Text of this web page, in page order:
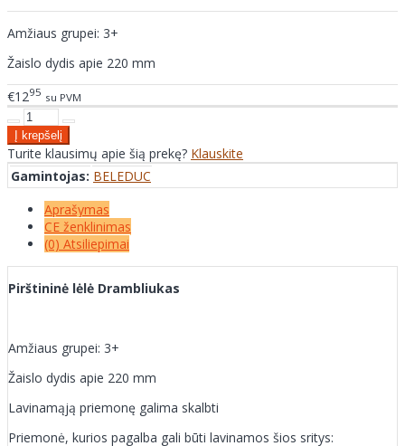
Amžiaus grupei: 3+
Žaislo dydis apie 220 mm
€1295 su PVM
Turite klausimų apie šią prekę? Klauskite
Gamintojas: BELEDUC
Aprašymas
CE ženklinimas
(0) Atsiliepimai
Pirštininė lėlė Drambliukas
Amžiaus grupei: 3+
Žaislo dydis apie 220 mm
Lavinamąją priemonę galima skalbti
Priemonė, kurios pagalba gali būti lavinamos šios sritys: